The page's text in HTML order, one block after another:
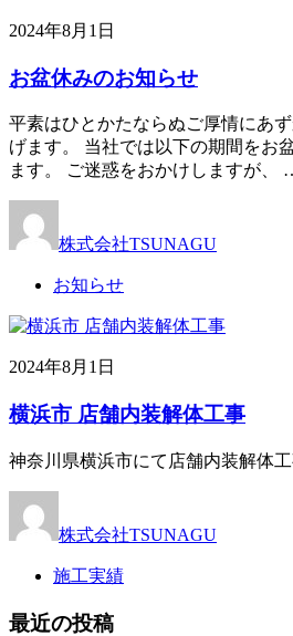
2024年8月1日
お盆休みのお知らせ
平素はひとかたならぬご厚情にあ
げます。 当社では以下の期間をお
ます。 ご迷惑をおかけしますが、
株式会社TSUNAGU
お知らせ
2024年8月1日
横浜市 店舗内装解体工事
神奈川県横浜市にて店舗内装解体
株式会社TSUNAGU
施工実績
最近の投稿